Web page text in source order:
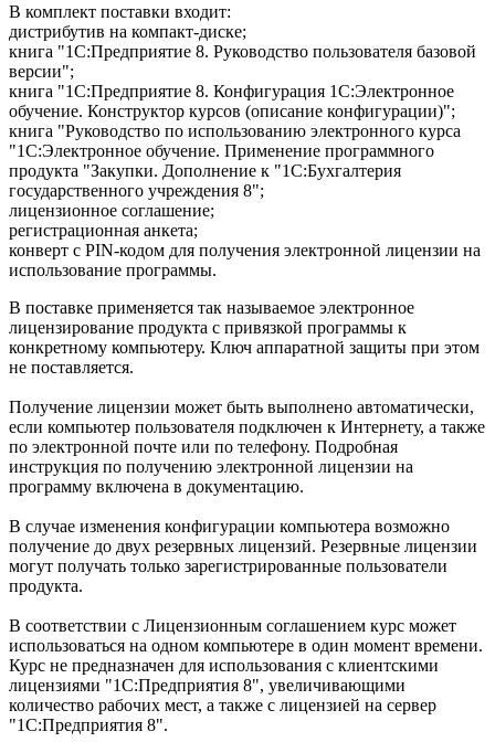
В комплект поставки входит:
дистрибутив на компакт-диске;
книга "1С:Предприятие 8. Руководство пользователя базовой
версии";
книга "1С:Предприятие 8. Конфигурация 1С:Электронное
обучение. Конструктор курсов (описание конфигурации)";
книга "Руководство по использованию электронного курса
"1С:Электронное обучение. Применение программного
продукта "Закупки. Дополнение к "1С:Бухгалтерия
государственного учреждения 8";
лицензионное соглашение;
регистрационная анкета;
конверт с PIN-кодом для получения электронной лицензии на
использование программы.
В поставке применяется так называемое электронное
лицензирование продукта с привязкой программы к
конкретному компьютеру. Ключ аппаратной защиты при этом
не поставляется.
Получение лицензии может быть выполнено автоматически,
если компьютер пользователя подключен к Интернету, а также
по электронной почте или по телефону. Подробная
инструкция по получению электронной лицензии на
программу включена в документацию.
В случае изменения конфигурации компьютера возможно
получение до двух резервных лицензий. Резервные лицензии
могут получать только зарегистрированные пользователи
продукта.
В соответствии с Лицензионным соглашением курс может
использоваться на одном компьютере в один момент времени.
Курс не предназначен для использования с клиентскими
лицензиями "1С:Предприятия 8", увеличивающими
количество рабочих мест, а также с лицензией на сервер
"1С:Предприятия 8".